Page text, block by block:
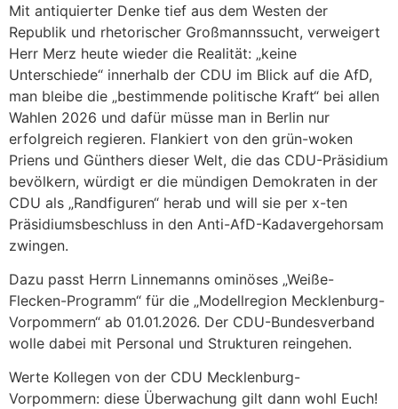
Mit antiquierter Denke tief aus dem Westen der
Republik und rhetorischer Großmannssucht, verweigert
Herr Merz heute wieder die Realität: „keine
Unterschiede“ innerhalb der CDU im Blick auf die AfD,
man bleibe die „bestimmende politische Kraft“ bei allen
Wahlen 2026 und dafür müsse man in Berlin nur
erfolgreich regieren. Flankiert von den grün-woken
Priens und Günthers dieser Welt, die das CDU-Präsidium
bevölkern, würdigt er die mündigen Demokraten in der
CDU als „Randfiguren“ herab und will sie per x-ten
Präsidiumsbeschluss in den Anti-AfD-Kadavergehorsam
zwingen.
Dazu passt Herrn Linnemanns ominöses „Weiße-
Flecken-Programm“ für die „Modellregion Mecklenburg-
Vorpommern“ ab 01.01.2026. Der CDU-Bundesverband
wolle dabei mit Personal und Strukturen reingehen.
Werte Kollegen von der CDU Mecklenburg-
Vorpommern: diese Überwachung gilt dann wohl Euch!